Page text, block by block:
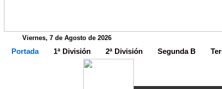
Viernes, 7 de Agosto de 2026
Portada 1ª División 2ª División Segunda B